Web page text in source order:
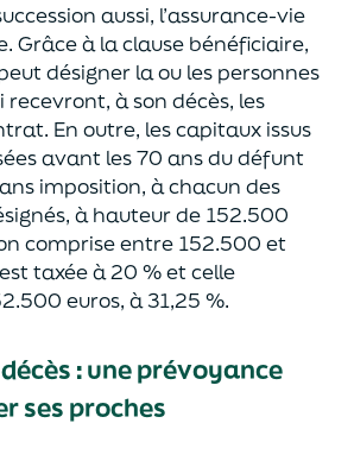
aussi, l’assurance-vie
Grâce à la clause bénéficiaire,
désigner la ou les personnes
recevront, à son décès, les
En outre, les capitaux issus
avant les 70 ans du défunt
imposition, à chacun des
à hauteur de 152.500
comprise entre 152.500 et
est taxée à 20 % et celle
euros, à 31,25 %.
:une prévoyance
ses proches